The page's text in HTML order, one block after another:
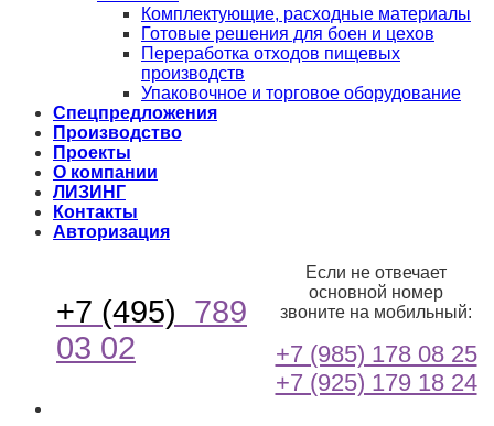
Комплектующие, расходные материалы
Готовые решения для боен и цехов
Переработка отходов пищевых
производств
Упаковочное и торговое оборудование
Спецпредложения
Производство
Проекты
О компании
ЛИЗИНГ
Контакты
Авторизация
+7 (495) 789
03 02
Если не отвечает
основной номер
звоните на мобильный:
+7 (985) 178 08 25
+7 (925) 179 18 24